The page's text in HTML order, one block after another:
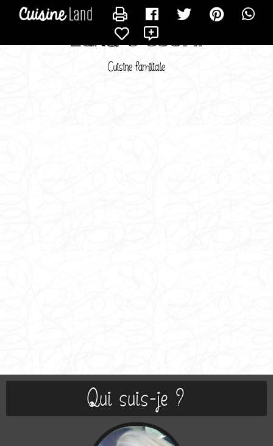
Luna C Cool !!
Cuisine familiale
Qui suis-je ?
CONTACTER LUNAKISS